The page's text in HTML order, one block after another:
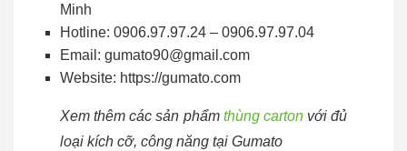
Minh
Hotline: 0906.97.97.24 – 0906.97.97.04
Email: gumato90@gmail.com
Website: https://gumato.com
Xem thêm các sản phẩm thùng cartonvới đủ
loại kích cỡ, công năng tại Gumato